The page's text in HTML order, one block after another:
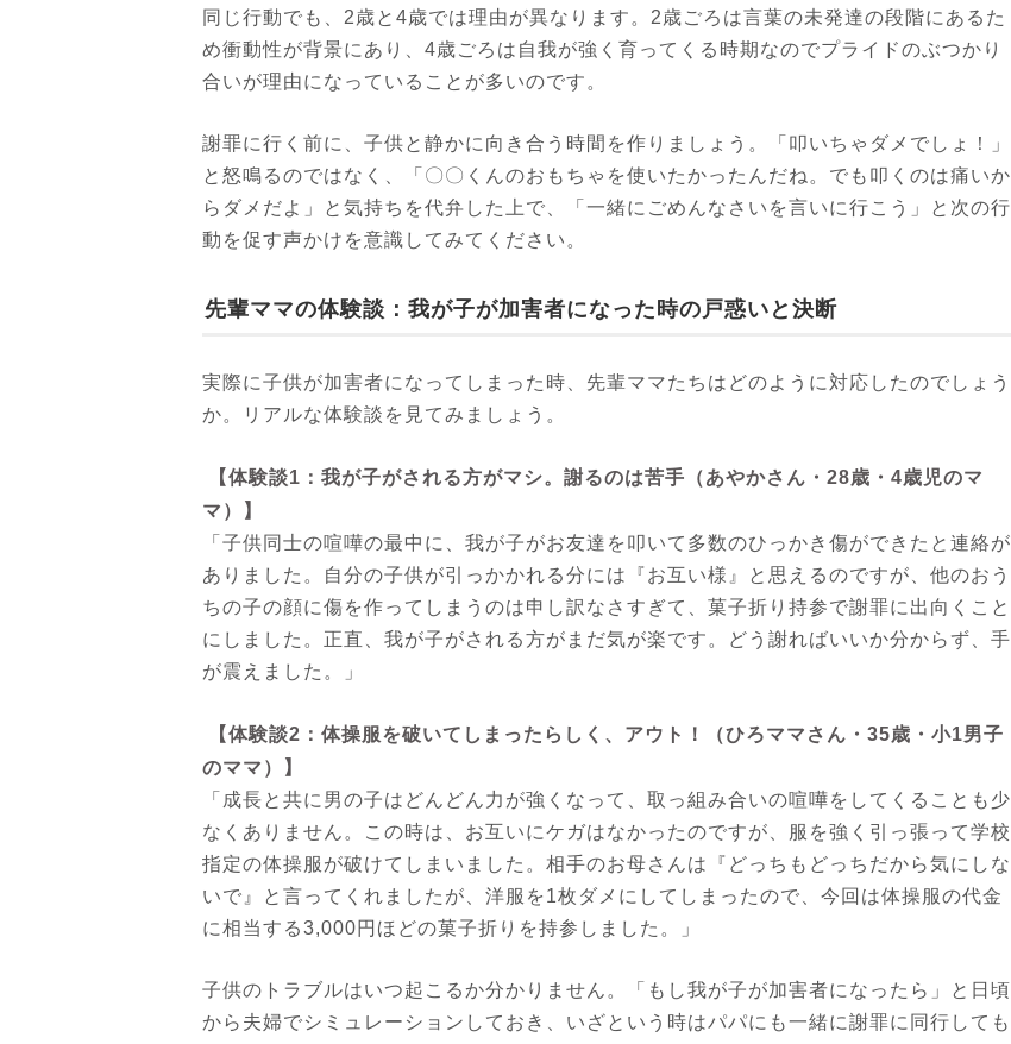
同じ行動でも、2歳と4歳では理由が異なります。2歳ごろは言葉の未発達の段階にあるた
め衝動性が背景にあり、4歳ごろは自我が強く育ってくる時期なのでプライドのぶつかり
合いが理由になっていることが多いのです。
謝罪に行く前に、子供と静かに向き合う時間を作りましょう。「叩いちゃダメでしょ！」
と怒鳴るのではなく、「〇〇くんのおもちゃを使いたかったんだね。でも叩くのは痛いか
らダメだよ」と気持ちを代弁した上で、「一緒にごめんなさいを言いに行こう」と次の行
動を促す声かけを意識してみてください。
先輩ママの体験談：我が子が加害者になった時の戸惑いと決断
実際に子供が加害者になってしまった時、先輩ママたちはどのように対応したのでしょう
か。リアルな体験談を見てみましょう。
【体験談1：我が子がされる方がマシ。謝るのは苦手（あやかさん・28歳・4歳児のマ
マ）】
「子供同士の喧嘩の最中に、我が子がお友達を叩いて多数のひっかき傷ができたと連絡が
ありました。自分の子供が引っかかれる分には『お互い様』と思えるのですが、他のおう
ちの子の顔に傷を作ってしまうのは申し訳なさすぎて、菓子折り持参で謝罪に出向くこと
にしました。正直、我が子がされる方がまだ気が楽です。どう謝ればいいか分からず、手
が震えました。」
【体験談2：体操服を破いてしまったらしく、アウト！（ひろママさん・35歳・小1男子
のママ）】
「成長と共に男の子はどんどん力が強くなって、取っ組み合いの喧嘩をしてくることも少
なくありません。この時は、お互いにケガはなかったのですが、服を強く引っ張って学校
指定の体操服が破けてしまいました。相手のお母さんは『どっちもどっちだから気にしな
いで』と言ってくれましたが、洋服を1枚ダメにしてしまったので、今回は体操服の代金
に相当する3,000円ほどの菓子折りを持参しました。」
子供のトラブルはいつ起こるか分かりません。「もし我が子が加害者になったら」と日頃
から夫婦でシミュレーションしておき、いざという時はパパにも一緒に謝罪に同行しても